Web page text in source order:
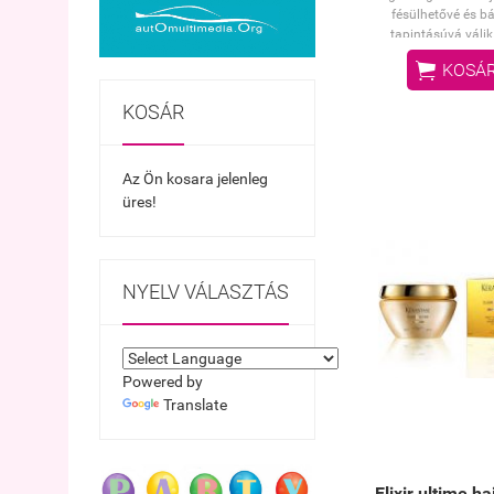
KOSÁR
Az Ön kosara jelenleg
üres!
NYELV VÁLASZTÁS
Powered by
Translate
fésülhetővé és
tapintásúvá
párataszító
ragyogóbb fény.
virágos illat Könnyű
